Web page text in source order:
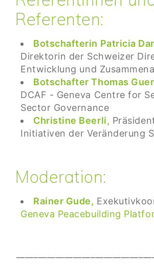
Referenten:
Botschafterin Patricia
Direktorin der Schweizer
Entwicklung und
Botschafter Thomas
DCAF - Geneva Centre for
Sector Governance
Christine Beerli,
Initiativen der Veränderung
Moderation:
Rainer Gude,
Geneva Peacebuilding